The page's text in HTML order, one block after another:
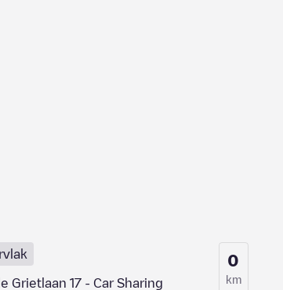
Grietlaan 17 - Car Sharing
0
km